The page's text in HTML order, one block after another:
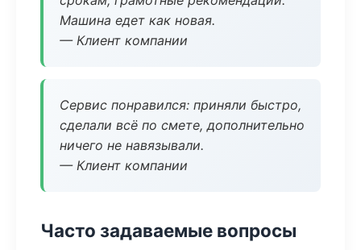
Машина едет как новая.
— Клиент компании
Сервис понравился: приняли быстро,
сделали всё по смете, дополнительно
ничего не навязывали.
— Клиент компании
Часто задаваемые вопросы